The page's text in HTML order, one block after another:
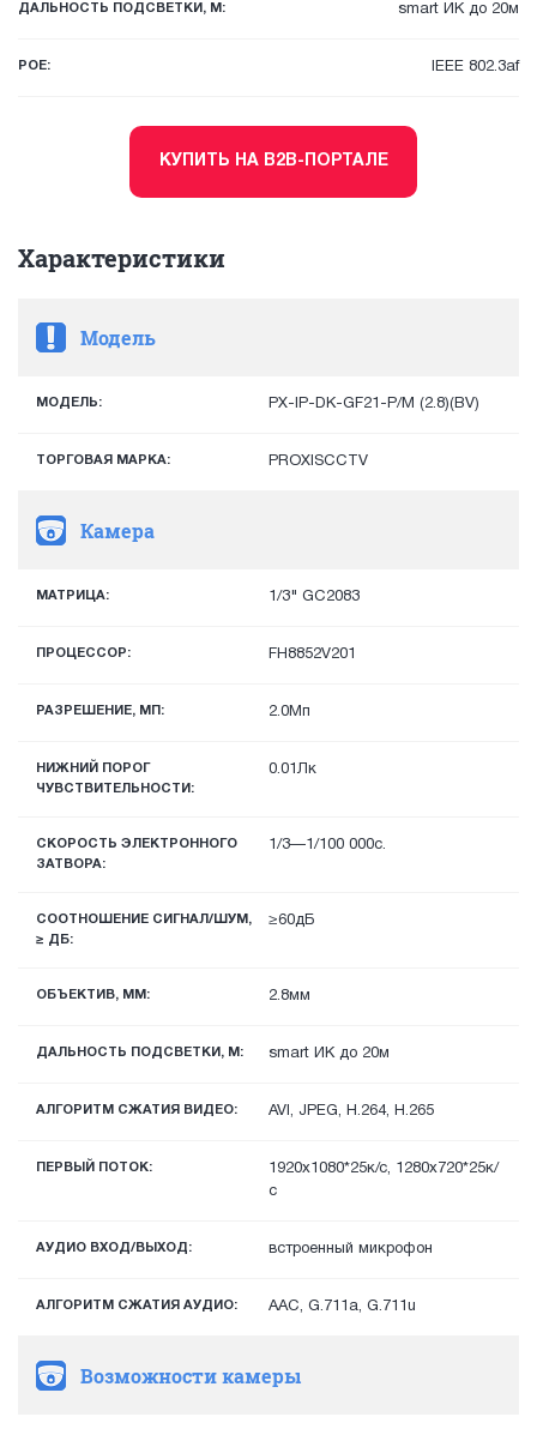
ДАЛЬНОСТЬ ПОДСВЕТКИ, М: smart ИК до 20м
POE: IEEE 802.3af
КУПИТЬ НА B2B-ПОРТАЛЕ
Характеристики
Модель
МОДЕЛЬ: PX-IP-DK-GF21-P/M (2.8)(BV)
ТОРГОВАЯ МАРКА: PROXISCCTV
Камера
МАТРИЦА: 1/3" GC2083
ПРОЦЕССОР: FH8852V201
РАЗРЕШЕНИЕ, МП: 2.0Мп
НИЖНИЙ ПОРОГ
ЧУВСТВИТЕЛЬНОСТИ:
0.01Лк
СКОРОСТЬ ЭЛЕКТРОННОГО
ЗАТВОРА:
1/3—1/100 000с.
СООТНОШЕНИЕ СИГНАЛ/ШУМ,
≥ ДБ:
≥60дБ
ОБЪЕКТИВ, ММ: 2.8мм
ДАЛЬНОСТЬ ПОДСВЕТКИ, М: smart ИК до 20м
АЛГОРИТМ СЖАТИЯ ВИДЕО: AVI, JPEG, H.264, H.265
ПЕРВЫЙ ПОТОК:
1920х1080*25к/с, 1280х720*25к/
с
АУДИО ВХОД/ВЫХОД: встроенный микрофон
АЛГОРИТМ СЖАТИЯ АУДИО: AAC, G.711a, G.711u
Возможности камеры